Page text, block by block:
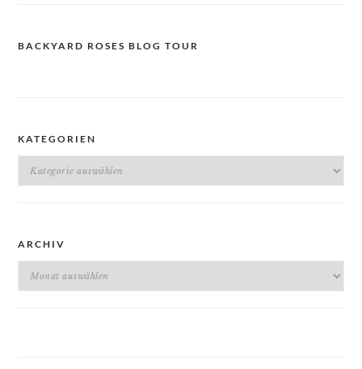
BACKYARD ROSES BLOG TOUR
KATEGORIEN
Kategorien
ARCHIV
Archiv